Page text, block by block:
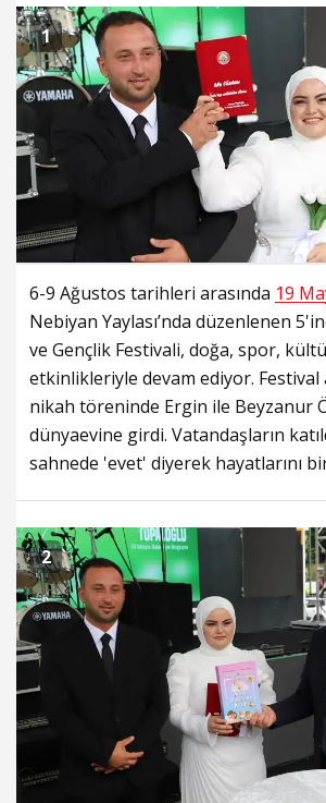
1
6-9 Ağustos tarihleri arasında 19
Nebiyan Yaylası’nda düzenlenen
ve Gençlik Festivali, doğa, spor,
etkinlikleriyle devam ediyor. Festival
nikah töreninde Ergin ile Beyzanur
dünyaevine girdi. Vatandaşların
sahnede 'evet' diyerek hayatlarını
2